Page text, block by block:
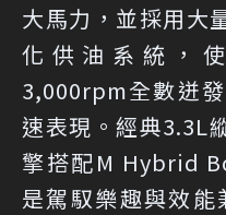
大馬力，並採用大
化供油系統，
3,000rpm全數迸
速表現。經典3.3L
擎搭配M Hybrid
是駕馭樂趣與效